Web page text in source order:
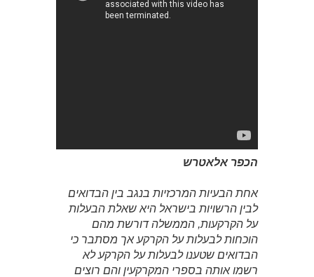
הכפר אלאטרש
אחת הבעיות המרכזיות בנגב בין הבדואים
לבין הרשויות בישראל היא שאלת הבעלות
על הקרקעות, הממשלה דורשת מהם
הוכחות לבעלות על הקרקע אך מסתבר כי
הבדואים שטענו לבעלות על הקרקע לא
רשמו אותה בספרי המקרקעין והם רוצים